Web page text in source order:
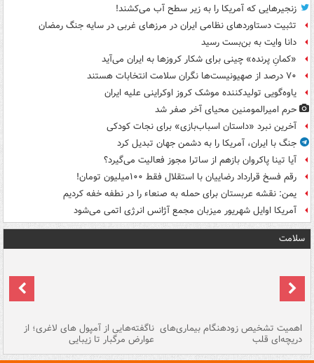
زنجیرهایی که آمریکا را به زیر سطح آب می‌کشند!
تثبیت دستاوردهای نظامی ایران در مرزهای غربی در سایه جنگ رمضان
دانا وایت به بن‌بست رسید
«کمانِ پرنده» چینی برای شکار کروزها به ایران می‌آید
۷۰ درصد از صهیونیست‌ها نگران سلامت انتخابات هستند
یاوه‌گویی تولیدکننده موشک کروز اوکراینی علیه ایران
حرم امیرالمومنین محیای آخر صفر شد
آخرین نبرد «داستان اسباب‌بازی» برای نجات کودکی
جنگ با ایران، آمریکا را به دشمن جهان تبدیل کرد
آیا تینا پاکروان بازهم از ساترا مجوز فعالیت می‌گیرد؟
رقم فسخ قرارداد رضاییان با استقلال فقط ۱۰۰میلیون تومان!
یمن: نقشه عربستان برای حمله به صنعاء را در نطفه خفه کردیم
آمریکا اوایل شهریور میزبان مجمع آژانس انرژی اتمی می‌شود
سلامت
اهمیت تشخیص زودهنگام بیماری‌های
دریچه‌ای قلب
ناگفته‌هایی از آمپول های لاغری؛ از
عوارض مرگبار تا زیبایی